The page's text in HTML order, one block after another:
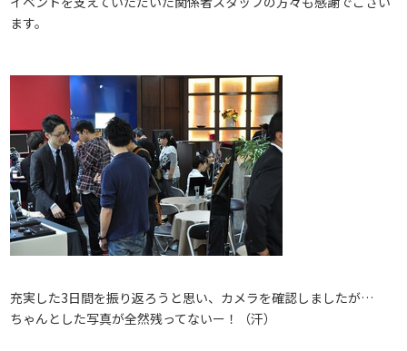
ます。
充実した3日間を振り返ろうと思い、カメラを確認しましたが…
ちゃんとした写真が全然残ってないー！（汗）